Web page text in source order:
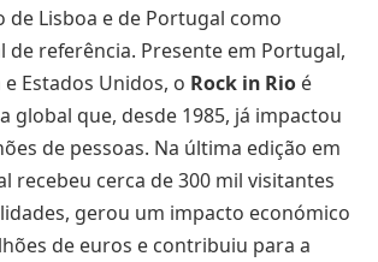
de Lisboa e de Portugal como
de referência. Presente em Portugal,
Estados Unidos, o Rock in Rio é
global que, desde 1985, já impactou
de pessoas. Na última edição em
recebeu cerca de 300 mil visitantes
gerou um impacto económico
de euros e contribuiu para a